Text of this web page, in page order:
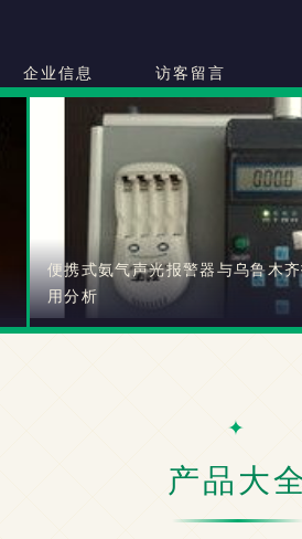
企业信息 访客留言
便携式氨气声光报警器与乌鲁木
用分析
产品大